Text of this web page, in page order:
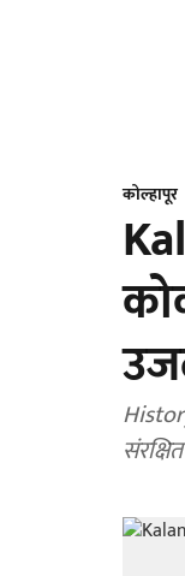
कोल्हापूर